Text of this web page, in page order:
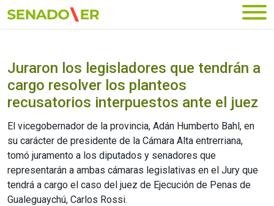
Ir al menú principal
Juraron los legisladores que tendrán a
cargo resolver los planteos
recusatorios interpuestos ante el juez
El vicegobernador de la provincia, Adán Humberto Bahl, en
su carácter de presidente de la Cámara Alta entrerriana,
tomó juramento a los diputados y senadores que
representarán a ambas cámaras legislativas en el Jury que
tendrá a cargo el caso del juez de Ejecución de Penas de
Gualeguaychú, Carlos Rossi.